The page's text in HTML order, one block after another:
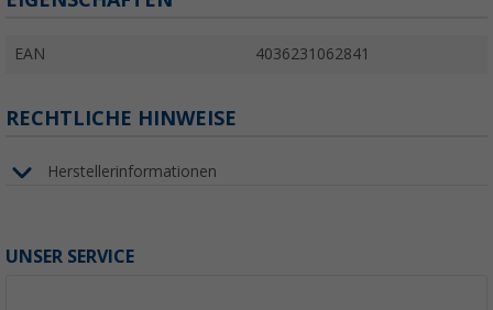
EAN 4036231062841
RECHTLICHE HINWEISE
Herstellerinformationen
UNSER SERVICE